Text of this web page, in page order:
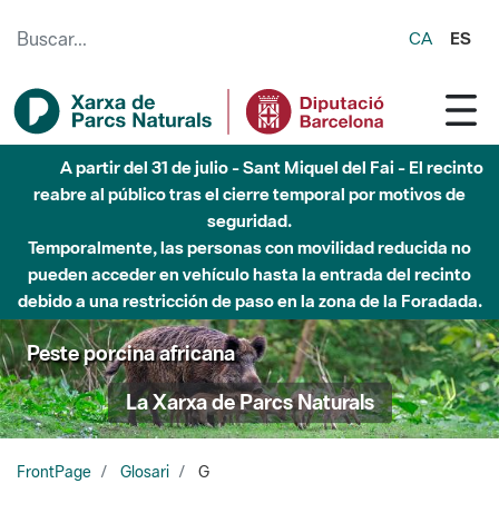
CA ES
A partir del 31 de julio - Sant Miquel del Fai - El recinto
reabre al público tras el cierre temporal por motivos de
seguridad.
Temporalmente, las personas con movilidad reducida no
pueden acceder en vehículo hasta la entrada del recinto
debido a una restricción de paso en la zona de la Foradada.
Peste porcina africana
La Xarxa de Parcs Naturals
FrontPage Glosari G